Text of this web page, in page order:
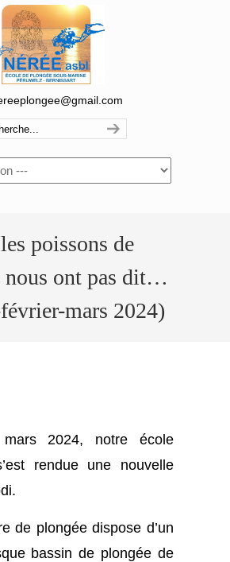
poissons de
nous ont pas dit…
mars 2024)
2024, notre école
rendue une nouvelle
de plongée dispose d’un
bassin de plongée de